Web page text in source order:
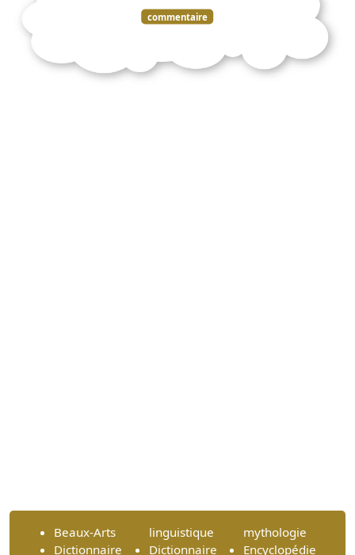
commentaire
Beaux-Arts
Dictionnaire
linguistique
Dictionnaire
mythologie
Encyclopédie